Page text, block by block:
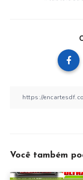
Você também